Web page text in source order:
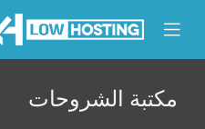
Mobile
Menu
مكتبة الشروحات